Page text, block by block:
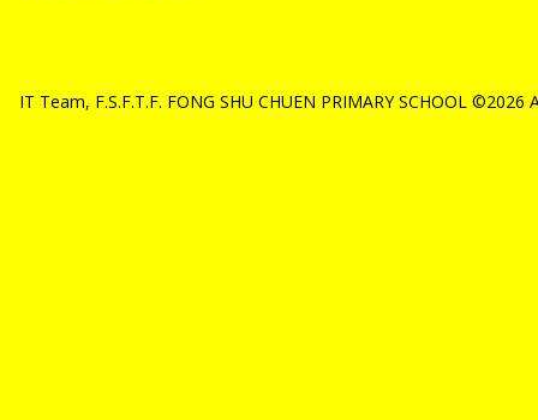
IT Team, F.S.F.T.F. FONG SHU CHUEN PRIMARY SCHOOL ©2026